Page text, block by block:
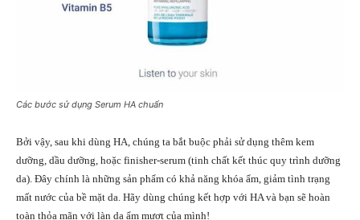
Các bước sử dụng Serum HA chuẩn
Bởi vậy, sau khi dùng HA, chúng ta bắt buộc phải sử dụng thêm kem
dưỡng, dầu dưỡng, hoặc finisher-serum (tinh chất kết thúc quy trình dưỡng
da). Đây chính là những sản phẩm có khả năng khóa ẩm, giảm tình trạng
mất nước của bề mặt da. Hãy dùng chúng kết hợp với HA và bạn sẽ hoàn
toàn thỏa mãn với làn da ẩm mượt của mình!